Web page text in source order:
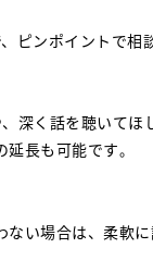
ピンポイントで相
深く話を聴いてほ
長も可能です。
ない場合は、柔軟